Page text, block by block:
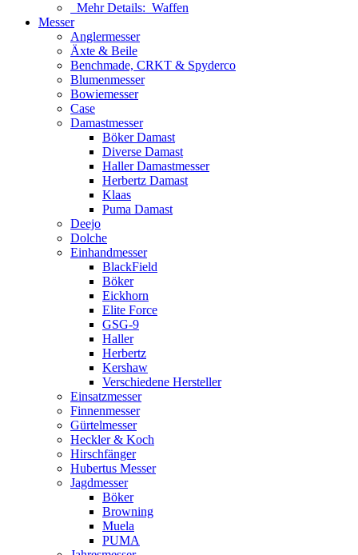
Mehr Details: Waffen
Messer
Anglermesser
Äxte & Beile
Benchmade, CRKT & Spyderco
Blumenmesser
Bowiemesser
Case
Damastmesser
Böker Damast
Diverse Damast
Haller Damastmesser
Herbertz Damast
Klaas
Puma Damast
Deejo
Dolche
Einhandmesser
BlackField
Böker
Eickhorn
Elite Force
GSG-9
Haller
Herbertz
Kershaw
Verschiedene Hersteller
Einsatzmesser
Finnenmesser
Gürtelmesser
Heckler & Koch
Hirschfänger
Hubertus Messer
Jagdmesser
Böker
Browning
Muela
PUMA